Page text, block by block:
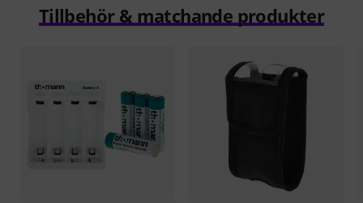
Tillbehör & matchande produkter